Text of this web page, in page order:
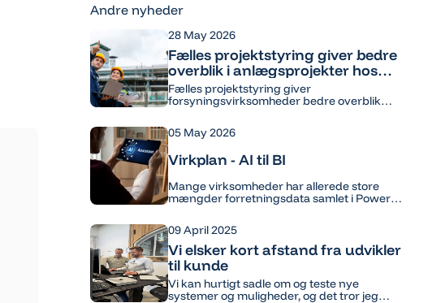
Andre nyheder
28 May 2026
Fælles projektstyring giver bedre
overblik i anlægsprojekter hos
forsyningsvirksomheder
Fælles projektstyring giver
forsyningsvirksomheder bedre overblik
fremdrift. Med samlet projektdata styrkes
koordinering, samarbejde og datadrevet
05 May 2026
Virkplan - AI til BI
Mange virksomheder har allerede store
mængder forretningsdata samlet i Power
tage næste skridt: at arbejde med AI
direkte i rapporteringen.Hos Virkplan har vi
udviklet en model for AI til BI, hvor brugere
kan stille spørgsmål direkte i deres Power
BI-rapporter – og få svar baseret på
virksomhedens egne data.
09 April 2025
Vi elsker kort afstand fra udvikler
til kunde
Vi kan hurtigt sadle om og teste nye
systemer og muligheder, og det tror jeg